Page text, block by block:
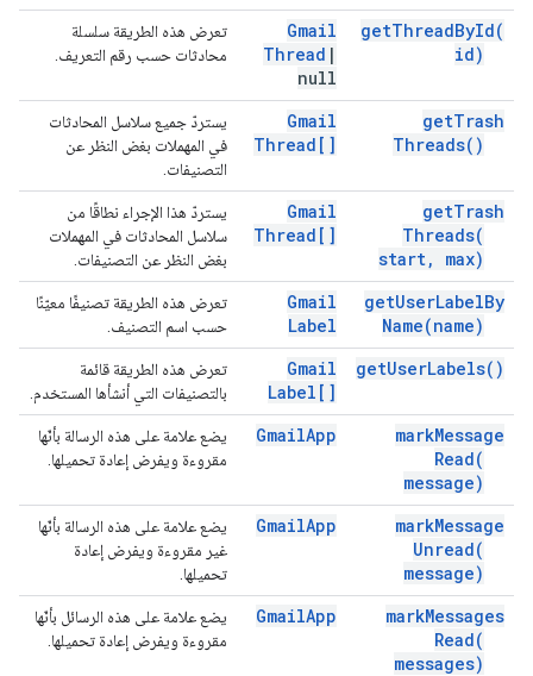
getThreadById(
id)
Gmail
Thread |
null
تعرض هذه الطريقة سلسلة
محادثات حسب رقم التعريف.
getTrash
Threads( )
Gmail
Thread[]
يستردّ جميع سلاسل المحادثات
في المهملات بغض النظر عن
التصنيفات.
getTrash
Threads(
start, max)
Gmail
Thread[]
يستردّ هذا الإجراء نطاقًا من
سلاسل المحادثات في المهملات
بغض النظر عن التصنيفات.
getUserLabelBy
Name(name)
Gmail
Label
تعرض هذه الطريقة تصنيفًا معيّنًا
حسب اسم التصنيف.
getUserLabels( )
Gmail
Label[]
تعرض هذه الطريقة قائمة
بالتصنيفات التي أنشأها المستخدم.
markMessage
Read(
message)
GmailApp
يضع علامة على هذه الرسالة بأنّها
مقروءة ويفرض إعادة تحميلها.
markMessage
Unread(
message)
GmailApp
يضع علامة على هذه الرسالة بأنّها
غير مقروءة ويفرض إعادة
تحميلها.
markMessages
Read(
messages)
GmailApp
يضع علامة على هذه الرسائل بأنّها
مقروءة ويفرض إعادة تحميلها.